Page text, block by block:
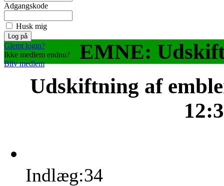
Adgangskode
Husk mig
Glemt login?
Ikke medlem endnu?
Bliv medlem
EMNE:
Udskiftning af
Indlæg:34